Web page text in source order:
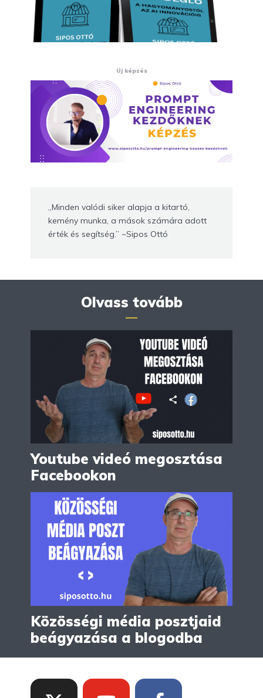
Új képzés
„Minden valódi siker alapja a kitartó,
kemény munka, a mások számára adott
érték és segítség.” ~Sipos Ottó
Olvass tovább
Youtube videó megosztása
Facebookon
Közösségi média posztjaid
beágyazása a blogodba